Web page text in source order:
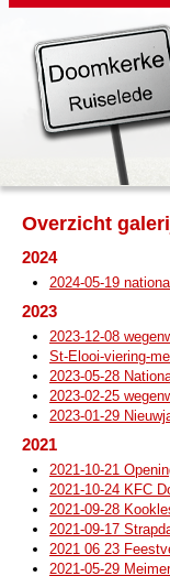
Overzicht
2024
2024-05-19
2023
2023-12-08
St-Elooi-viering-
2023-05-28
2023-02-25
2023-01-29
2021
2021-10-21
2021-10-24 KFC
2021-09-28
2021-09-17
2021 06 23
2021-05-29